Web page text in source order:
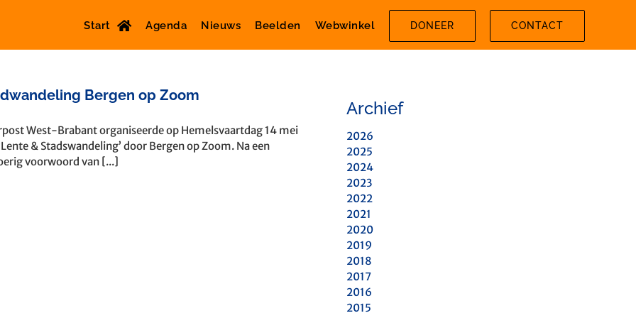
Start Agenda Nieuws Beelden Webwinkel DONEER CONTACT
Bergen op Zoom
West-Brabant organiseerde op Hemelsvaartdag 14 mei
& Stadswandeling’ door Bergen op Zoom. Na een
voorwoord van [...]
Archief
2026
2025
2024
2023
2022
2021
2020
2019
2018
2017
2016
2015